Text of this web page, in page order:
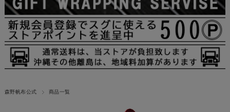
森野帆布公式 商品一覧